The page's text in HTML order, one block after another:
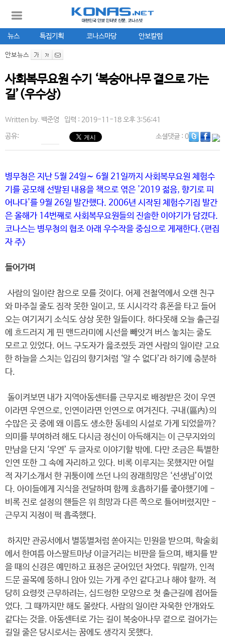
뉴스 특집기획 코나스마당 안보칼럼
안보뉴스
사회복무요원 수기 ‘복숭아나무 곁으로 가는
길’(우수상)
Written by. 백준영 입력 : 2019-11-18 오후 3:56:41
공유: 소셜댓글: 0
병무청은 지난 5월 24일∼ 6월 21일까지 사회복무요원 체험수
기를 공모해 선발된 내용을 책으로 엮은 '2019 젊음, 향기로 피
어나다'를 9월 26일 발간했다. 2006년 시작된 체험수기집 발간
은 올해가 14번째로 사회복무요원들의 진솔한 이야기가 담겼다.
코나스는 병무청의 협조 아래 우수작을 중심으로 게재한다.<편집
자 주>
들어가며
사람의 일이란 참으로 모를 것이다. 어제 전철역에서 오랜 친구
와 마주칠 줄도 짐작 못한 일이고, 또 시시각각 휴폰을 타고 들어
오는 여기저기 소식도 상상 못한 일들이다. 하다못해 오늘 출근길
에 흐드러지 게 핀 맨드라미에 시선을 빼앗겨 버스 놓치는 줄도
모르고 있었다. 어느 구도자가 읊조렸듯 과연 사람의 일이란 고요
한 하늘을 스치는 입김의 향기처럼 ‘알 수 없다’라 하기에 충분하
다.
돌이켜보면 내가 지역아동센터를 근무지로 배정받은 것이 우연
이라면 우연으로, 인연이라면 인연으로 여겨진다. 구내(區內)의
수많은 곳 중에 왜 이름도 생소한 동네의 시설로 가게 되었을까?
의미를 부여하려 해도 다시금 정신이 아득해지는 이 근무지와의
만남을 단지 ‘우연’ 두 글자로 이야기할 밖에. 다만 조금은 특별한
인연 또한 그 속에 자리하고 있다. 비록 이루지는 못했지만 어릴
적 자기소개서 한 귀퉁이에 쓰던 나의 장래희망은 ‘선생님’이었
다. 아이들에게 지식을 전달하며 함께 호흡하기를 좋아했기에 -
비록 진로 설정의 핸들은 위 희망과 다른 쪽으로 틀어버렸지만 -
근무지 지정이 퍽 흡족했다.
하지만 관공서에서 별똥별처럼 쏟아지는 민원을 받으며, 학술회
에서 한여름 아스팔트마냥 이글거리는 비판을 들으며, 배치를 받
을 때의 신경은 예민하고 표정은 굳어있던 차였다. 뭐랄까, 인적
드문 골목에 뚱하니 앉아 있는 가게 주인 같다고나 해야 할까. 적
당히 요령껏 근무하려는, 심드렁한 모양으로 첫 출근길에 접어들
었다. 그 때까지만 해도 몰랐다. 사람의 일이란 자욱한 안개와도
같다는 것을. 아동센터로 가는 길이 복숭아나무 곁으로 걸어가는
길일 줄은 당시로서는 꿈에도 생각지 못했다.